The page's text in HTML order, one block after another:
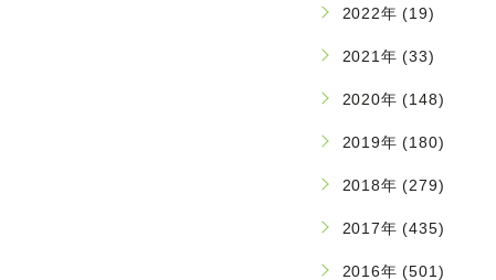
2022年 (19)
2021年 (33)
2020年 (148)
2019年 (180)
2018年 (279)
2017年 (435)
2016年 (501)